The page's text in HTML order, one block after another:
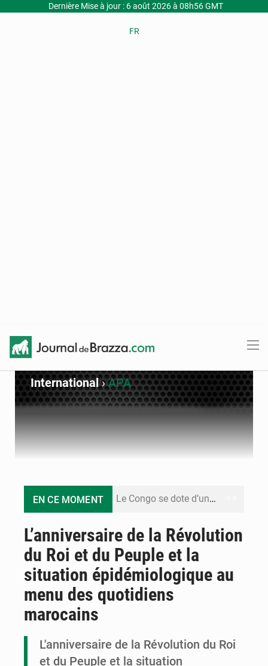
Dernière Mise à jour : 6 août 2026 à 08h56 GMT
FR
International›APA
EN CE MOMENT Le Congo se dote d’un programme national pour valoriser les produits forestiers non ligneux
Assassinat de l’entrepreneur sportif Vally Amisi : le principal suspect arrêté à Brazzaville
L’anniversaire de la Révolution
du Roi et du Peuple et la
situation épidémiologique au
menu des quotidiens
marocains
L'anniversaire de la Révolution du Roi
et du Peuple et la situation